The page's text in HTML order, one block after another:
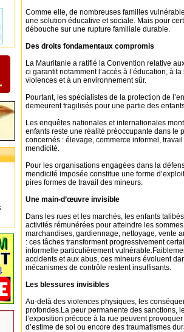
Comme elle, de nombreuses familles
une solution éducative et sociale. Mais pour
débouche sur une rupture familiale durable.
Des droits fondamentaux compromis
La Mauritanie a ratifié la Convention relative
ci garantit notamment l’accès à l’éducation, à
violences et à un environnement sûr.
Pourtant, les spécialistes de la protection de
demeurent fragilisés pour une partie des
Les enquêtes nationales et internationales
enfants reste une réalité préoccupante dans le
concernés : élevage, commerce informel,
mendicité.
Pour les organisations engagées dans la
mendicité imposée constitue une forme
pires formes de travail des mineurs.
Une main-d’œuvre invisible
Dans les rues et les marchés, les enfants
activités rémunérées pour atteindre les
marchandises, gardiennage, nettoyage, vente
: ces tâches transforment progressivement
informelle particulièrement
accidents et aux abus, ces mineurs évoluent
mécanismes de contrôle restent insuffisants.
Les blessures invisibles
Au-delà des violences physiques, les
profondes.La peur permanente des sanctions,
l’exposition précoce à la rue peuvent
d’estime de soi ou encore des traumatismes